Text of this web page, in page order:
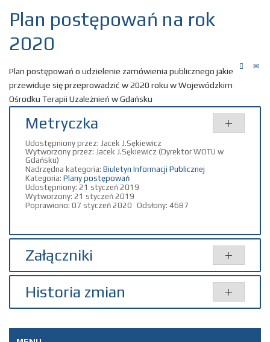
Plan postępowań na rok
2020
Plan postępowań o udzielenie zamówienia publicznego jakie
przewiduje się przeprowadzić w 2020 roku w Wojewódzkim
Ośrodku Terapii Uzależnień w Gdańsku
Metryczka
Udostępniony przez: Jacek J.Sękiewicz
Wytworzony przez: Jacek J.Sękiewicz (Dyrektor WOTU w
Gdańsku)
Nadrzędna kategoria: Biuletyn Informacji Publicznej
Kategoria: Plany postępowań
Udostępniony: 21 styczeń 2019
Wytworzony: 21 styczeń 2019
Poprawiono: 07 styczeń 2020 Odsłony: 4687
Załączniki
Dodany przez
zamówienia
Historia zmian